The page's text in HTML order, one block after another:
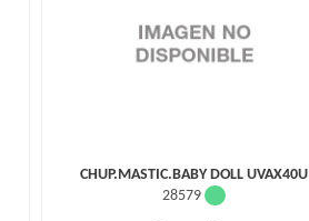
CHUP.MASTIC.BABY DOLL UVAX40U
28579